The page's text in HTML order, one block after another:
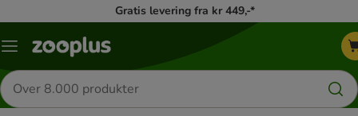
Gratis levering fra kr 449,-*
Menu
Søg
efter
produkter